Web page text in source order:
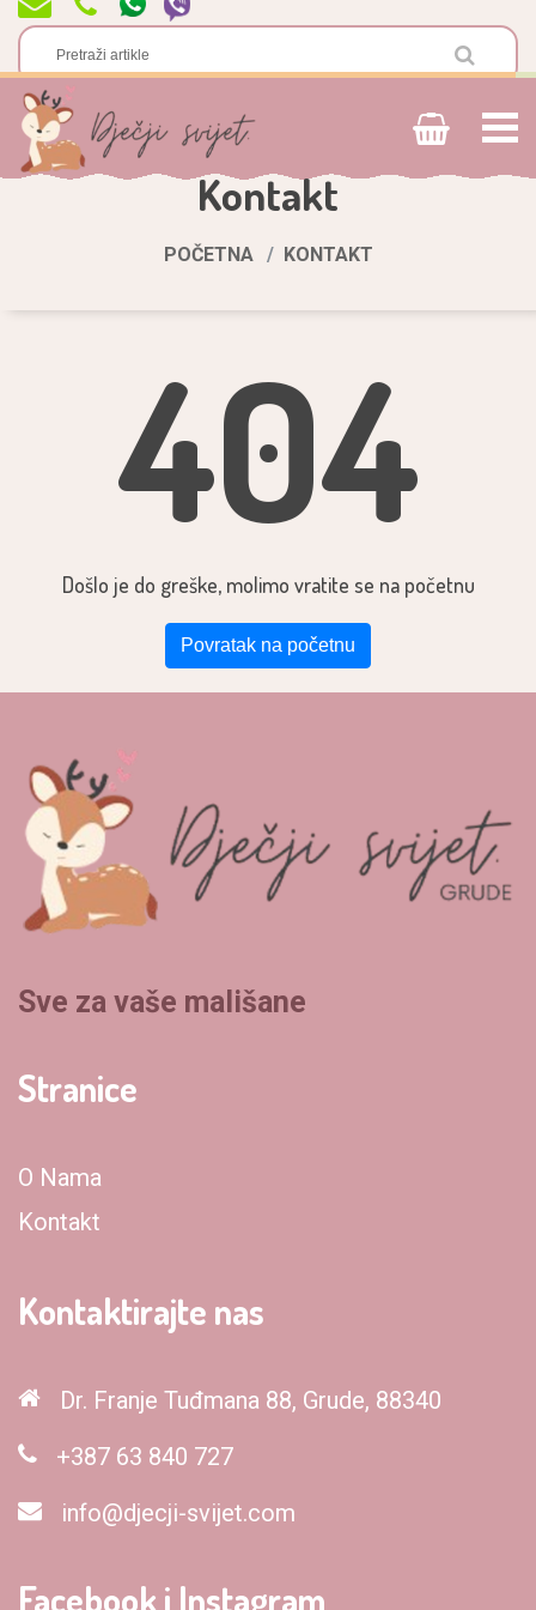
Kontakt
POČETNA KONTAKT
404
Došlo je do greške, molimo vratite se na početnu
Povratak na početnu
Sve za vaše mališane
Stranice
O Nama
Kontakt
Kontaktirajte nas
Dr. Franje Tuđmana 88, Grude, 88340
+387 63 840 727
info@djecji-svijet.com
Facebook i Instagram